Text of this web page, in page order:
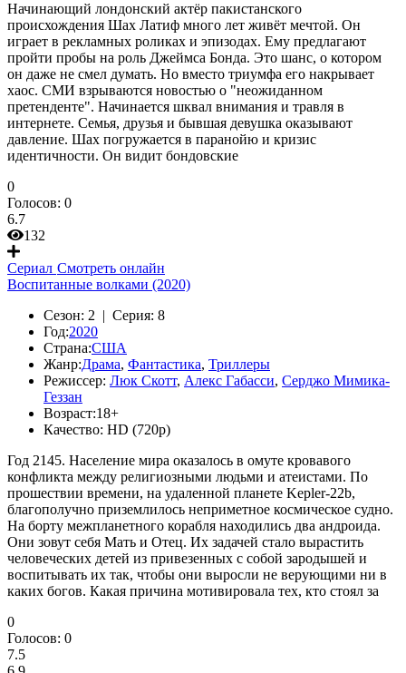
Начинающий лондонский актёр пакистанского
происхождения Шах Латиф много лет живёт мечтой. Он
играет в рекламных роликах и эпизодах. Ему предлагают
пройти пробы на роль Джеймса Бонда. Это шанс, о котором
он даже не смел думать. Но вместо триумфа его накрывает
хаос. СМИ взрываются новостью о "неожиданном
претенденте". Начинается шквал внимания и травля в
интернете. Семья, друзья и бывшая девушка оказывают
давление. Шах погружается в паранойю и кризис
идентичности. Он видит бондовские
0
Голосов: 0
6.7
132
Сериал Смотреть онлайн
Воспитанные волками (2020)
Сезон: 2 | Серия: 8
Год:2020
Страна:США
Жанр:Драма, Фантастика, Триллеры
Режиссер: Люк Скотт, Алекс Габасси, Серджо Мимика-
Геззан
Возраст:18+
Качество: HD (720p)
Год 2145. Население мира оказалось в омуте кровавого
конфликта между религиозными людьми и атеистами. По
прошествии времени, на удаленной планете Kepler-22b,
благополучно приземлилось неприметное космическое судно.
На борту межпланетного корабля находились два андроида.
Они зовут себя Мать и Отец. Их задачей стало вырастить
человеческих детей из привезенных с собой зародышей и
воспитывать их так, чтобы они выросли не верующими ни в
каких богов. Какая причина мотивировала тех, кто стоял за
0
Голосов: 0
7.5